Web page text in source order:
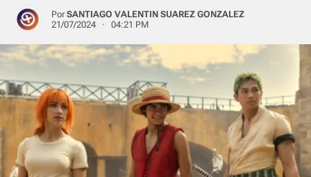
PorSANTIAGO VALENTIN SUAREZ GONZALEZ
21/07/2024 · 04:21 PM